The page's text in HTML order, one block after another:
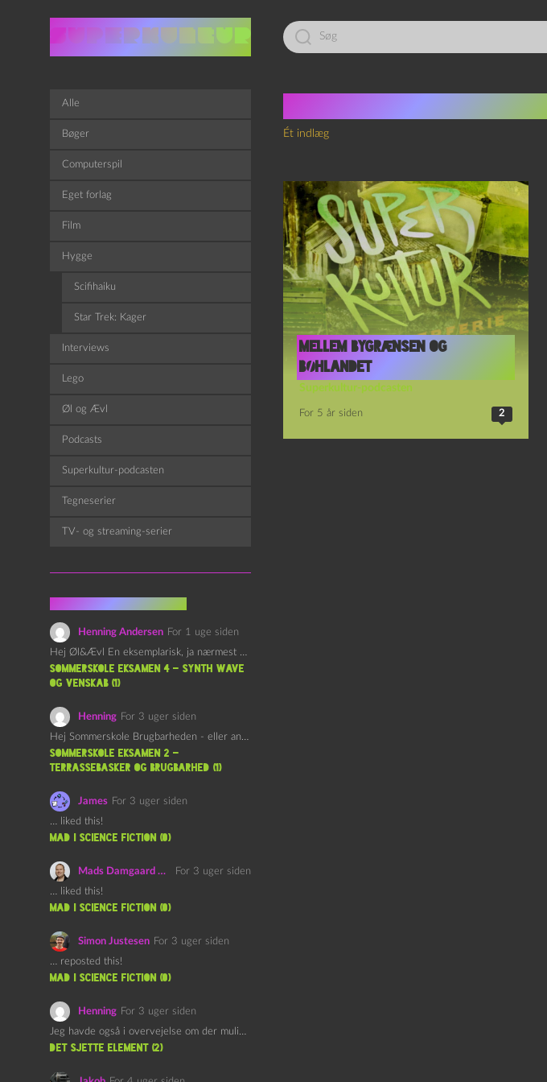
Led
efter:
Ét indlæg
Mellem bygrænsen og
bøhlandet
Superkultur-podcasten
For 5 år siden 2
Alle
Bøger
Computerspil
Eget forlag
Film
Hygge
Scifihaiku
Star Trek: Kager
Interviews
Lego
Øl og Ævl
Podcasts
Superkultur-podcasten
Tegneserier
TV- og streaming-serier
Henning Andersen For 1 uge siden
Hej Øl&Ævl En eksemplarisk, ja nærmest yndefuld, afslutning på SOMMERSKOLEN.…
Sommerskole Eksamen 4 – Synth Wave
og Venskab (1)
Henning For 3 uger siden
Hej Sommerskole Brugbarheden - eller anvendeligheden - af "Øl&Ævl" er…
Sommerskole Eksamen 2 –
Terrassebasker og Brugbarhed (1)
James For 3 uger siden
… liked this!
mad i science fiction (0)
Mads Damgaard Mortensen (Å)
For 3 uger siden
… liked this!
mad i science fiction (0)
Simon Justesen For 3 uger siden
… reposted this!
mad i science fiction (0)
Henning For 3 uger siden
Jeg havde også i overvejelse om der muligvis kunne være…
det sjette element (2)